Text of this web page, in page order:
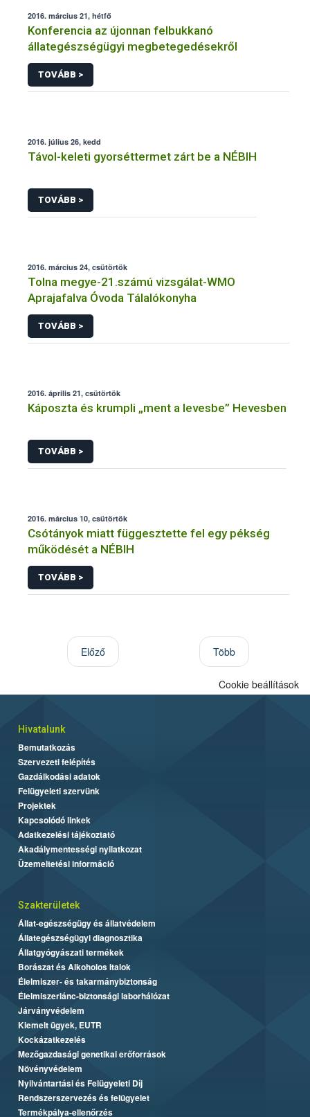
2016. március 21, hétfő
Konferencia az újonnan felbukkanó
állategészségügyi megbetegedésekről
TOVÁBB >
2016. július 26, kedd
Távol-keleti gyorséttermet zárt be a NÉBIH
TOVÁBB >
2016. március 24, csütörtök
Tolna megye-21.számú vizsgálat-WMO
Aprajafalva Óvoda Tálalókonyha
TOVÁBB >
2016. április 21, csütörtök
Káposzta és krumpli „ment a levesbe” Hevesben
TOVÁBB >
2016. március 10, csütörtök
Csótányok miatt függesztette fel egy pékség
működését a NÉBIH
TOVÁBB >
Előző Több
Cookie beállítások
Hivatalunk
Bemutatkozás
Szervezeti felépítés
Gazdálkodási adatok
Felügyeleti szervünk
Projektek
Kapcsolódó linkek
Adatkezelési tájékoztató
Akadálymentességi nyilatkozat
Üzemeltetési információ
Szakterületek
Állat-egészségügy és állatvédelem
Állategészségügyi diagnosztika
Állatgyógyászati termékek
Borászat és Alkoholos Italok
Élelmiszer- és takarmánybiztonság
Élelmiszerlánc-biztonsági laborhálózat
Járványvédelem
Kiemelt ügyek, EUTR
Kockázatkezelés
Mezőgazdasági genetikai erőforrások
Növényvédelem
Nyilvántartási és Felügyeleti Díj
Rendszerszervezés és felügyelet
Termékpálya-ellenőrzés